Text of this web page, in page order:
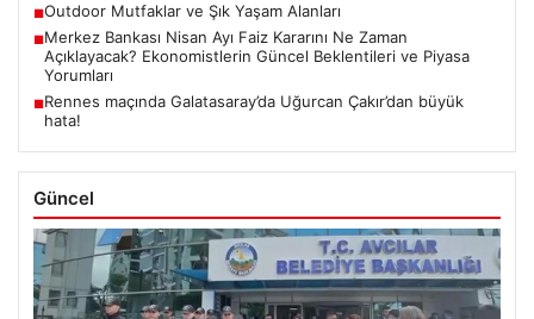
■Outdoor Mutfaklar ve Şık Yaşam Alanları
■Merkez Bankası Nisan Ayı Faiz Kararını Ne Zaman
Açıklayacak? Ekonomistlerin Güncel Beklentileri ve Piyasa
Yorumları
■Rennes maçında Galatasaray’da Uğurcan Çakır’dan büyük
hata!
Güncel